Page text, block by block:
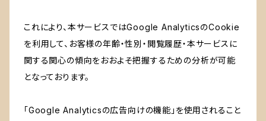
これにより、本サービスではGoogle AnalyticsのCookie
を利用して、お客様の年齢・性別・閲覧履歴・本サービスに
関する関心の傾向をおおよそ把握するための分析が可能
となっております。
「Google Analyticsの広告向けの機能」を使用されること